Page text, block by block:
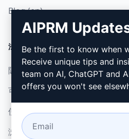
Blog (en)
法律
隐私政策 (en)
可接受使用政策 (en)
使用条款 (en)
浏览器扩展术语 (en)
AIPRM
Be the first to know when
Receive unique tips and
team on AI, ChatGPT and
offers you won't see